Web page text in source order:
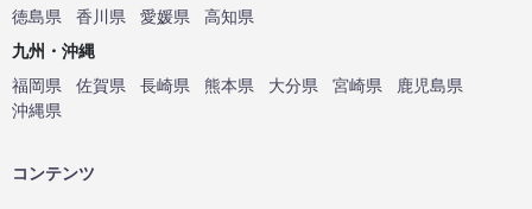
徳島県
香川県 愛媛県
高知県
九州・沖縄
福岡県
佐賀県 長崎県 熊本県 大分県 宮崎県
鹿児島県
沖縄県
コンテンツ